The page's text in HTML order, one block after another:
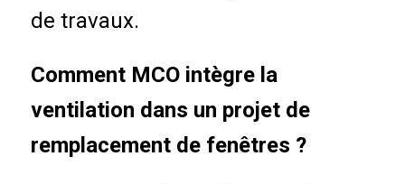
de travaux.
Comment MCO intègre la
ventilation dans un projet de
remplacement de fenêtres ?